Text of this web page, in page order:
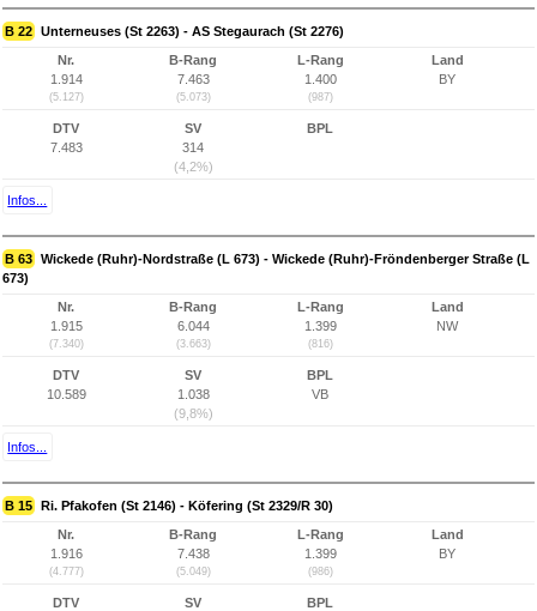
B 22 Unterneuses (St 2263) - AS Stegaurach (St 2276)
Nr.
1.914
(5.127)
B-Rang
7.463
(5.073)
L-Rang
1.400
(987)
Land
BY
DTV
7.483
SV
314
(4,2%)
BPL
Infos...
B 63 Wickede (Ruhr)-Nordstraße (L 673) - Wickede (Ruhr)-Fröndenberger Straße (L
673)
Nr.
1.915
(7.340)
B-Rang
6.044
(3.663)
L-Rang
1.399
(816)
Land
NW
DTV
10.589
SV
1.038
(9,8%)
BPL
VB
Infos...
B 15 Ri. Pfakofen (St 2146) - Köfering (St 2329/R 30)
Nr.
1.916
(4.777)
B-Rang
7.438
(5.049)
L-Rang
1.399
(986)
Land
BY
DTV
SV
BPL